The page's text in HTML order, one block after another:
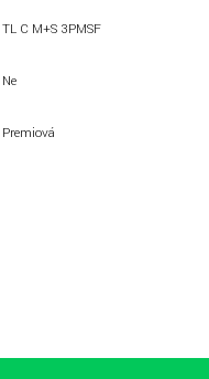
TL C M+S 3PMSF
Ne
Premiová